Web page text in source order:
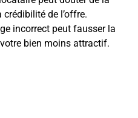
de l’offre.
incorrect peut fausser la
bien moins attractif.